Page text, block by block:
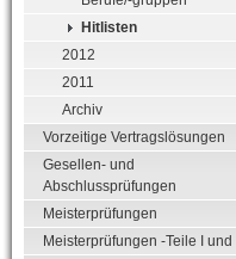
Hitlisten
2012
2011
Archiv
Vorzeitige Vertragslösungen
Gesellen- und
Abschlussprüfungen
Meisterprüfungen
Meisterprüfungen -Teile I und II